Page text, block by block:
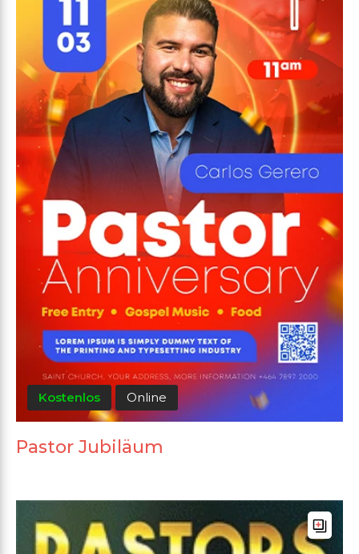
Kostenlos Online
Pastor Jubiläum